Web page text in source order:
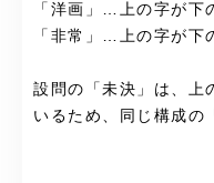
「洋画」…上の字が下
「非常」…上の字が下
設問の「未決」は、上
いるため、同じ構成の